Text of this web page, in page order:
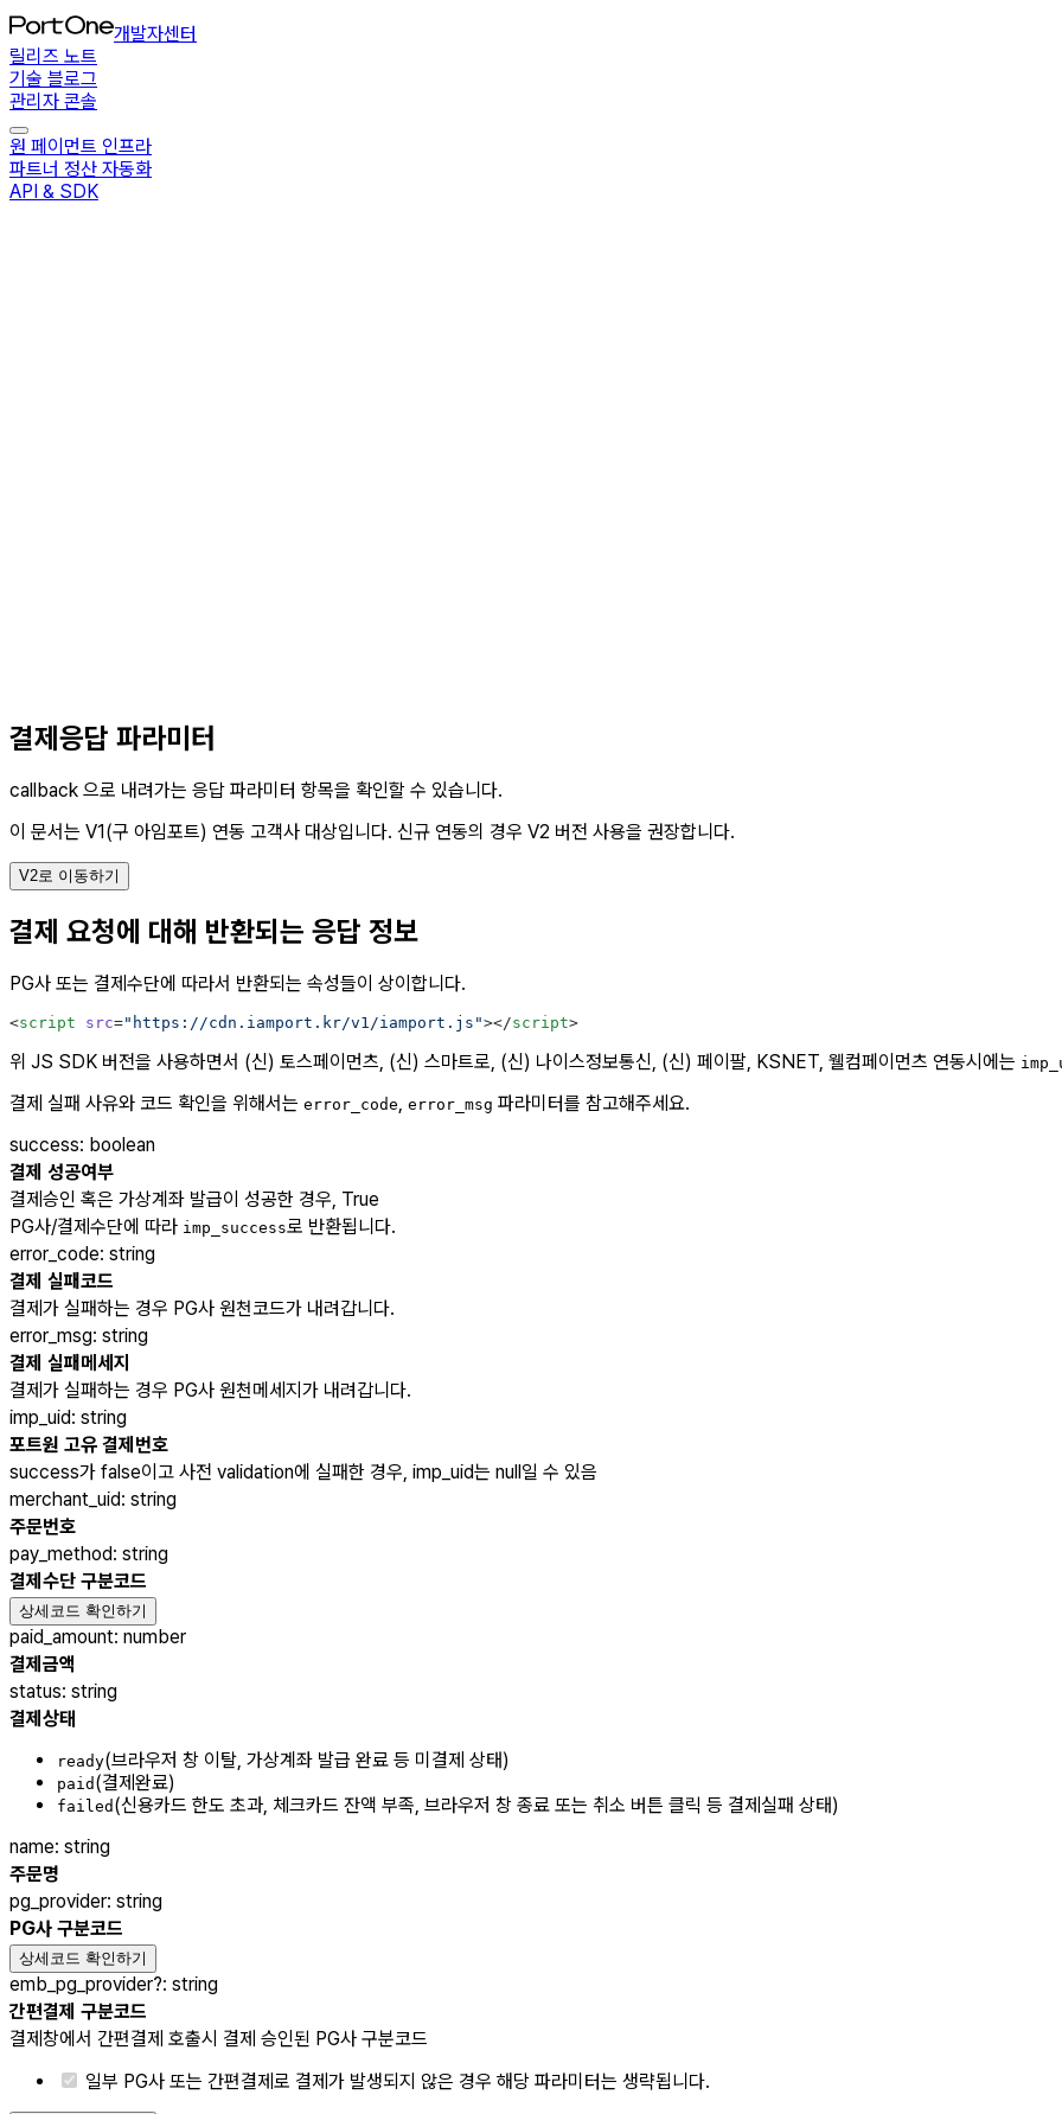
개발자센터
릴리즈 노트
기술 블로그
관리자 콘솔
원 페이먼트 인프라
파트너 정산 자동화
API & SDK
결제응답 파라미터
callback 으로 내려가는 응답 파라미터 항목을 확인할 수 있습니다.
이 문서는 V1(구 아임포트) 연동 고객사 대상입니다. 신규 연동의 경우 V2 버전 사용을 권장합니다.
V2로 이동하기
결제 요청에 대해 반환되는 응답 정보
PG사 또는 결제수단에 따라서 반환되는 속성들이 상이합니다.
<script src="https://cdn.iamport.kr/v1/iamport.js"></script>
위 JS SDK 버전을 사용하면서 (신) 토스페이먼츠, (신) 스마트로, (신) 나이스정보통신, (신) 페이팔, KSNET, 웰컴페이먼츠 연동시에는
결제 실패 사유와 코드 확인을 위해서는 error_code error_msg 파라미터를 참고해주세요.
success: boolean
결제 성공여부
결제승인 혹은 가상계좌 발급이 성공한 경우, True
PG사/결제수단에 따라 imp_success로 반환됩니다.
error_code: string
결제 실패코드
결제가 실패하는 경우 PG사 원천코드가 내려갑니다.
error_msg: string
결제 실패메세지
결제가 실패하는 경우 PG사 원천메세지가 내려갑니다.
imp_uid: string
포트원 고유 결제번호
success가 false이고 사전 validation에 실패한 경우, imp_uid는 null일 수 있음
merchant_uid: string
주문번호
pay_method: string
결제수단 구분코드
상세코드 확인하기
paid_amount: number
결제금액
status: string
결제상태
ready(브라우저 창 이탈, 가상계좌 발급 완료 등 미결제 상태)
paid (결제완료)
failed (신용카드 한도 초과, 체크카드 잔액 부족, 브라우저 창 종료 또는 취소 버튼 클릭 등 결제실패 상태)
name: string
주문명
pg_provider: string
PG사 구분코드
상세코드 확인하기
emb_pg_provider?: string
간편결제 구분코드
결제창에서 간편결제 호출시 결제 승인된 PG사 구분코드
일부 PG사 또는 간편결제로 결제가 발생되지 않은 경우 해당 파라미터는 생략됩니다.